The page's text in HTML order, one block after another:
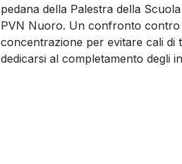
pedana della Palestra della
PVN Nuoro. Un confronto contro
concentrazione per evitare cali di
dedicarsi al completamento degli